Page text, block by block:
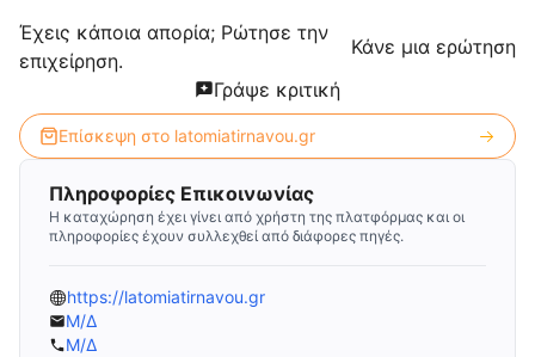
Έχεις κάποια απορία; Ρώτησε την
επιχείρηση.
Κάνε μια ερώτηση
Γράψε κριτική
Επίσκεψη στο latomiatirnavou.gr
Πληροφορίες Επικοινωνίας
Η καταχώρηση έχει γίνει από χρήστη της πλατφόρμας και οι
πληροφορίες έχουν συλλεχθεί από διάφορες πηγές.
https://latomiatirnavou.gr
Μ/Δ
Μ/Δ